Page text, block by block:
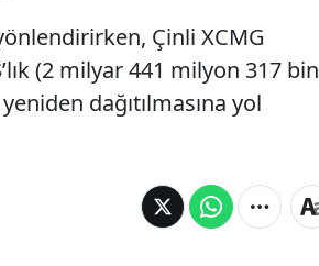
Çinli XCMG
(2 milyar 441 milyon 317 bin
dağıtılmasına yol